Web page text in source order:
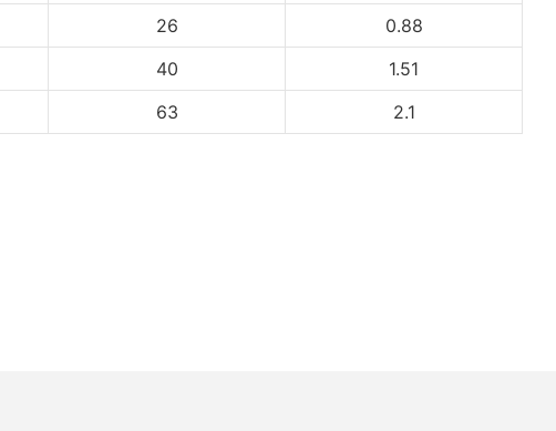
26
0.88
40
1.51
63 2.1